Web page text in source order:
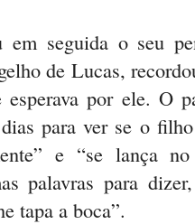
em seguida o seu
de Lucas,
por ele. O
para ver se o
e “se lança
palavras para
tapa a boca”.